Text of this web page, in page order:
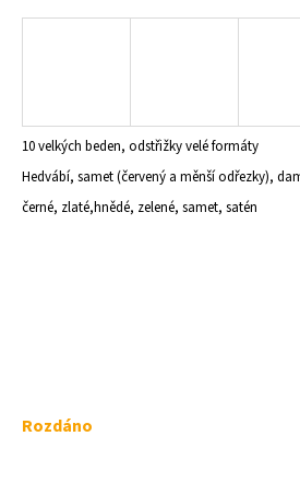
10 velkých beden, odstřižky velé formáty
Hedvábí, samet (červený a měnší odřezky),
černé, zlaté,hnědé, zelené, samet, satén
Měrná
Rozdáno
a
?
o
r